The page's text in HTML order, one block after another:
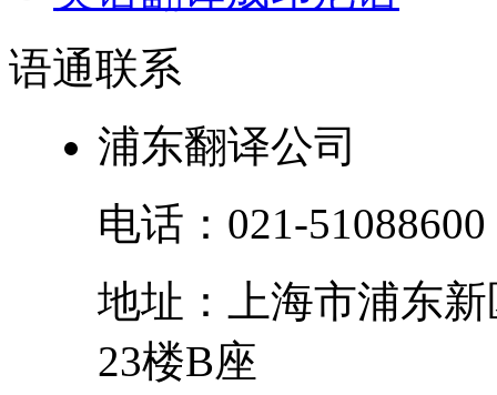
语通联系
浦东翻译公司
电话： 021-51088600
地址：
上海市浦东新
23楼B座